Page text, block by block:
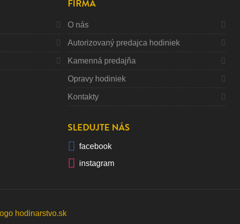
FIRMA
O nás
Autorizovaný predajca hodiniek
Kamenná predajňa
Opravy hodiniek
Kontakty
SLEDUJTE NÁS
facebook
instagram